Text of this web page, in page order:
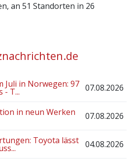
an 51 Standorten in 26
Juli in Norwegen: 97
- T... 07.08.2026
in neun Werken 07.08.2026
Toyota lässt 04.08.2026